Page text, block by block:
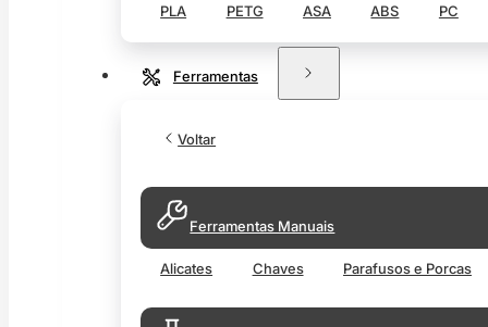
PLA PETG ASA ABS PC
Ferramentas
Voltar
Ferramentas Manuais
Alicates Chaves Parafusos e Porcas